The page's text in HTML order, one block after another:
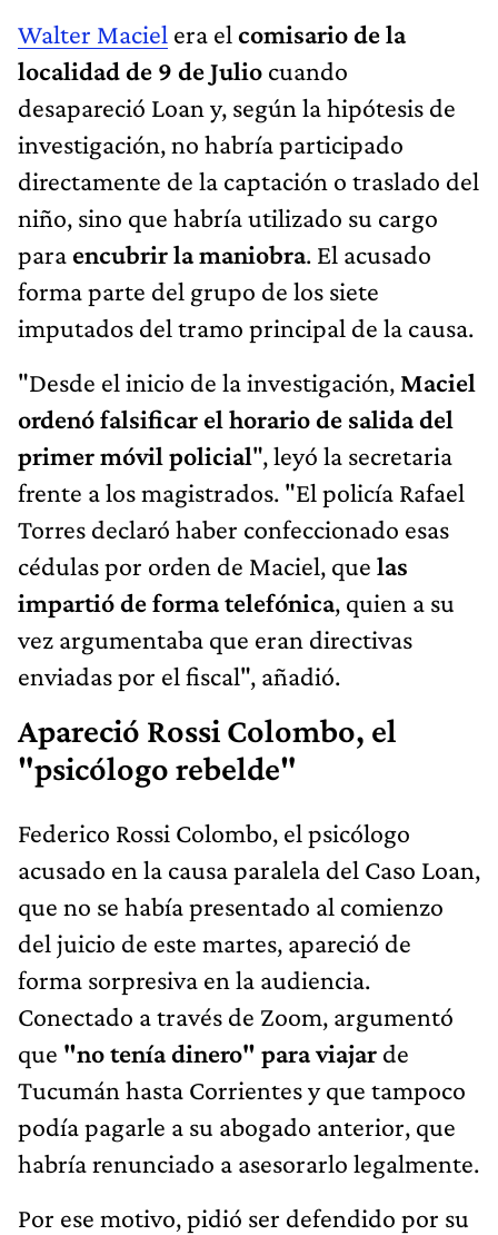
Walter Maciel era el comisario de la
localidad de 9 de Julio cuando
desapareció Loan y, según la hipótesis de
investigación, no habría participado
directamente de la captación o traslado del
niño, sino que habría utilizado su cargo
para encubrir la maniobra. El acusado
forma parte del grupo de los siete
imputados del tramo principal de la causa.
"Desde el inicio de la investigación, Maciel
ordenó falsificar el horario de salida del
primer móvil policial", leyó la secretaria
frente a los magistrados. "El policía Rafael
Torres declaró haber confeccionado esas
cédulas por orden de Maciel, que las
impartió de forma telefónica, quien a su
vez argumentaba que eran directivas
enviadas por el fiscal", añadió.
Apareció Rossi Colombo, el
"psicólogo rebelde"
Federico Rossi Colombo, el psicólogo
acusado en la causa paralela del Caso Loan,
que no se había presentado al comienzo
del juicio de este martes, apareció de
forma sorpresiva en la audiencia.
Conectado a través de Zoom, argumentó
que "no tenía dinero" para viajar de
Tucumán hasta Corrientes y que tampoco
podía pagarle a su abogado anterior, que
habría renunciado a asesorarlo legalmente.
Por ese motivo, pidió ser defendido por su